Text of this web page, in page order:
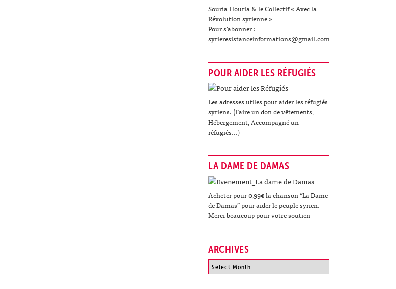
Souria Houria & le Collectif « Avec la
Révolution syrienne »
Pour s'abonner :
syrieresistanceinformations@gmail.com
POUR AIDER LES RÉFUGIÉS
Les adresses utiles pour aider les réfugiés
syriens. (Faire un don de vêtements,
Hébergement, Accompagné un
réfugiés...)
LA DAME DE DAMAS
Acheter pour 0,99€ la chanson “La Dame
de Damas” pour aider le peuple syrien.
Merci beaucoup pour votre soutien
ARCHIVES